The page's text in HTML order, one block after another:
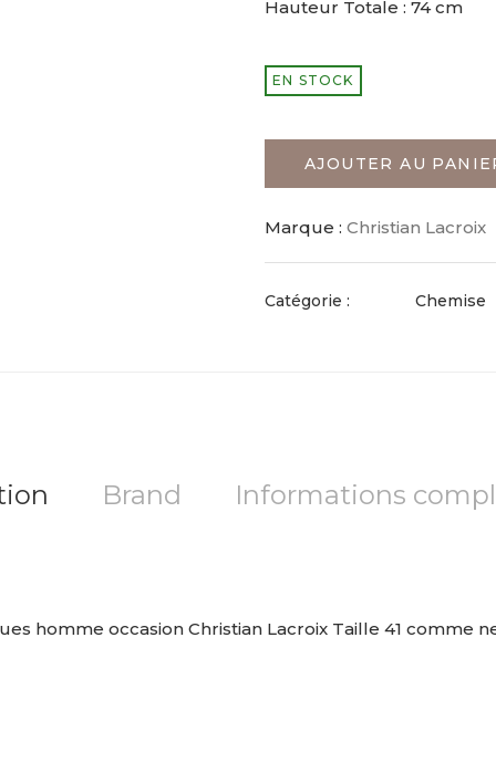
Hauteur Totale : 74 cm
EN STOCK
AJOUTER AU
Marque : Christian Lacroix
Catégorie : Chemise
Brand Informations
homme occasion Christian Lacroix Taille 41 comme